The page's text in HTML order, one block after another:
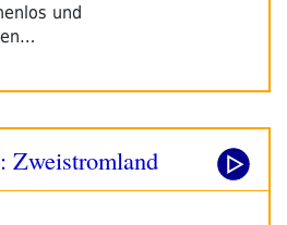
und
Zweistromland